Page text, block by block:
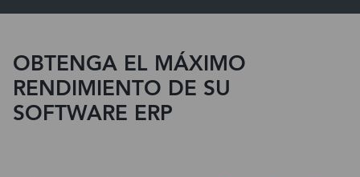
OBTENGA EL MÁXIMO
RENDIMIENTO DE SU
SOFTWARE ERP